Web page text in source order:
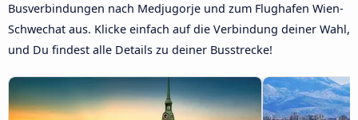
Busverbindungen nach Medjugorje und zum Flughafen Wien-
Schwechat aus. Klicke einfach auf die Verbindung deiner Wahl,
und Du findest alle Details zu deiner Busstrecke!